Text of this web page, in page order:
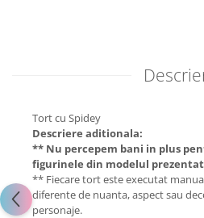
Tort cu Spidey
Descriere aditionala:
** Nu percepem bani in plus
figurinele din modelul
** Fiecare tort este executat
diferente de nuanta, aspect sau
personaje.